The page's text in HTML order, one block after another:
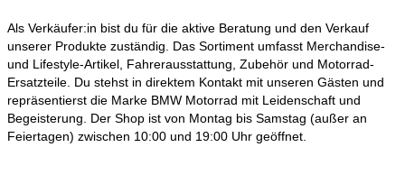
Als Verkäufer:in bist du für die aktive Beratung und den Verkauf
unserer Produkte zuständig. Das Sortiment umfasst Merchandise-
und Lifestyle-Artikel, Fahrerausstattung, Zubehör und Motorrad-
Ersatzteile. Du stehst in direktem Kontakt mit unseren Gästen und
repräsentierst die Marke BMW Motorrad mit Leidenschaft und
Begeisterung. Der Shop ist von Montag bis Samstag (außer an
Feiertagen) zwischen 10:00 und 19:00 Uhr geöffnet.